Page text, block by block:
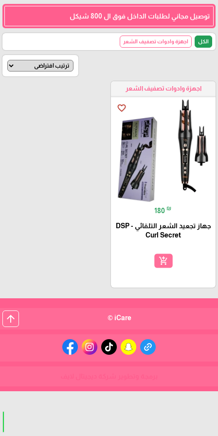
توصيل مجاني لطلبات الداخل فوق ال 800 شيكل
الكل اجهزة وادوات تصفيف الشعر
اجهزة وادوات تصفيف الشعر
favorite_border
180 ₪
جهاز تجعيد الشعر التلقائي - DSP
Curl Secret
add_shopping_cart
iCare ©
arrow_upward